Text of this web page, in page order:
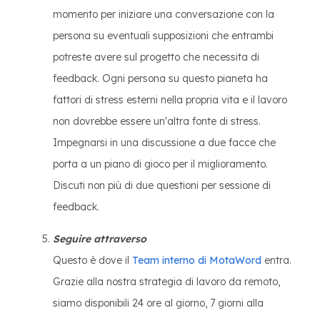
momento per iniziare una conversazione con la
persona su eventuali supposizioni che entrambi
potreste avere sul progetto che necessita di
feedback. Ogni persona su questo pianeta ha
fattori di stress esterni nella propria vita e il lavoro
non dovrebbe essere un'altra fonte di stress.
Impegnarsi in una discussione a due facce che
porta a un piano di gioco per il miglioramento.
Discuti non più di due questioni per sessione di
feedback.
Seguire attraverso
Questo è dove il Team interno di MotaWord entra.
Grazie alla nostra strategia di lavoro da remoto,
siamo disponibili 24 ore al giorno, 7 giorni alla